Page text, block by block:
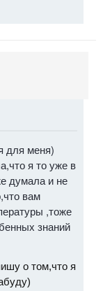
для меня)
я то уже в
думала и не
вам
,тоже
знаний
о том,что я